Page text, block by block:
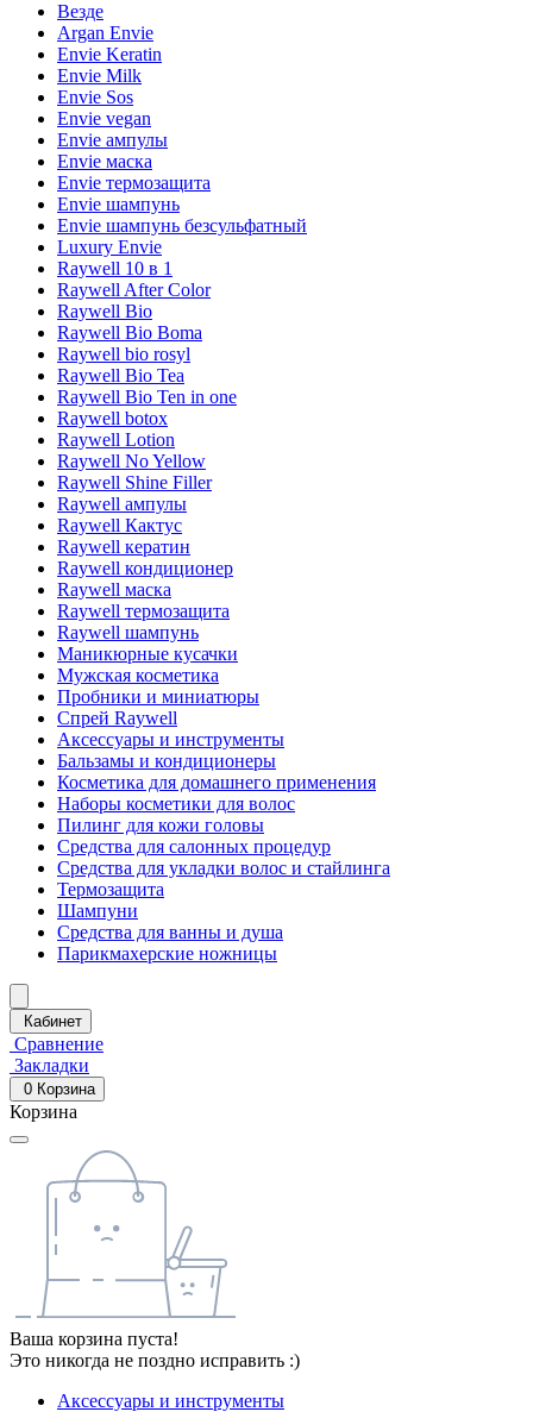
Везде
Argan Envie
Envie Keratin
Envie Milk
Envie Sos
Envie vegan
Envie ампулы
Envie маска
Envie термозащита
Envie шампунь
Envie шампунь безсульфатный
Luxury Envie
Raywell 10 в 1
Raywell After Color
Raywell Bio
Raywell Bio Boma
Raywell bio rosyl
Raywell Bio Tea
Raywell Bio Ten in one
Raywell botox
Raywell Lotion
Raywell No Yellow
Raywell Shine Filler
Raywell ампулы
Raywell Кактус
Raywell кератин
Raywell кондиционер
Raywell маска
Raywell термозащита
Raywell шампунь
Маникюрные кусачки
Мужская косметика
Пробники и миниатюры
Спрей Raywell
Аксессуары и инструменты
Бальзамы и кондиционеры
Косметика для домашнего применения
Наборы косметики для волос
Пилинг для кожи головы
Средства для салонных процедур
Средства для укладки волос и стайлинга
Термозащита
Шампуни
Средства для ванны и душа
Парикмахерские ножницы
Кабинет
Сравнение
Закладки
0 Корзина
Корзина
Ваша корзина пуста!
Это никогда не поздно исправить :)
Аксессуары и инструменты